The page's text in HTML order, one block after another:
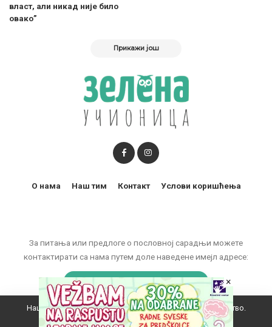
власт, али никад није било
овако”
Прикажи још
За питања или предлоге о пословној сарадњи можете
контактирати са нама путем доле наведене имејл адресе:
marketing@zelenaucionica.com
О нама Наш тим Контакт Услови коришћења
Наш вебсајт користи колачиће да побољша ваше искуство.
×